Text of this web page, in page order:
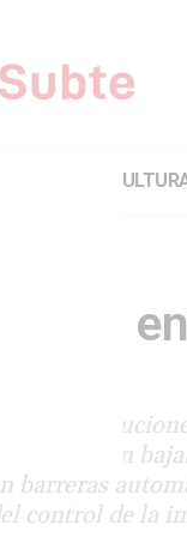
más:
a
deben
barreras
control de la